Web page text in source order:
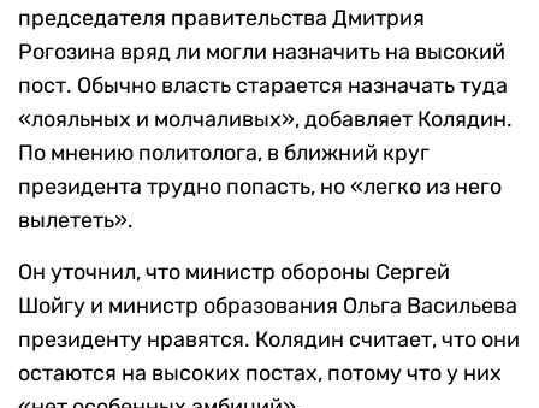
председателя правительства Дмитрия
Рогозина вряд ли могли назначить на высокий
пост. Обычно власть старается назначать туда
«лояльных и молчаливых», добавляет Колядин.
По мнению политолога, в ближний круг
президента трудно попасть, но «легко из него
вылететь».
Он уточнил, что министр обороны Сергей
Шойгу и министр образования Ольга Васильева
президенту нравятся. Колядин считает, что они
остаются на высоких постах, потому что у них